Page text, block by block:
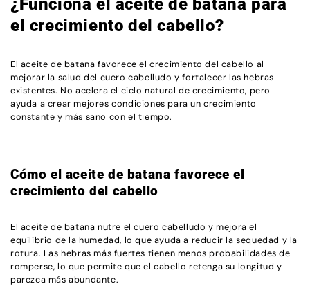
¿Funciona el aceite de batana para
el crecimiento del cabello?
El aceite de batana favorece el crecimiento del cabello al
mejorar la salud del cuero cabelludo y fortalecer las hebras
existentes. No acelera el ciclo natural de crecimiento, pero
ayuda a crear mejores condiciones para un crecimiento
constante y más sano con el tiempo.
Cómo el aceite de batana favorece el
crecimiento del cabello
El aceite de batana nutre el cuero cabelludo y mejora el
equilibrio de la humedad, lo que ayuda a reducir la sequedad y la
rotura. Las hebras más fuertes tienen menos probabilidades de
romperse, lo que permite que el cabello retenga su longitud y
parezca más abundante.